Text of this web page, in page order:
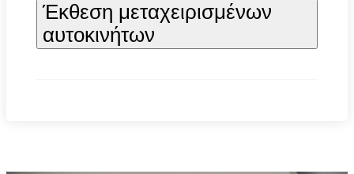
Έκθεση μεταχειρισμένων
αυτοκινήτων